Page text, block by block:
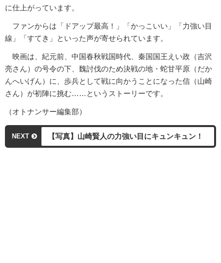
に仕上がっています。
ファンからは「ドアップ最高！」「かっこいい」「力強い目
線」「すてき」といった声が寄せられています。
映画は、紀元前、中国春秋戦国時代、秦国国王えい政（吉沢
亮さん）の号令の下、魏討伐のため決戦の地・蛇甘平原（だか
んへいげん）に、歩兵として戦に向かうことになった信（山崎
さん）が初陣に挑む……というストーリーです。
（オトナンサー編集部）
NEXT 【写真】山崎賢人の力強い目にキュンキュン！